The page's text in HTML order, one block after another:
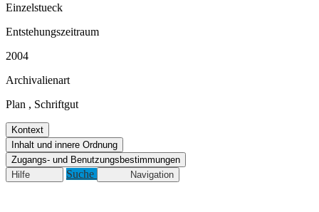
Einzelstueck
Entstehungszeitraum
2004
Archivalienart
Plan , Schriftgut
Kontext
Inhalt und innere Ordnung
Zugangs- und Benutzungsbestimmungen
Hilfe
Suche Navigation